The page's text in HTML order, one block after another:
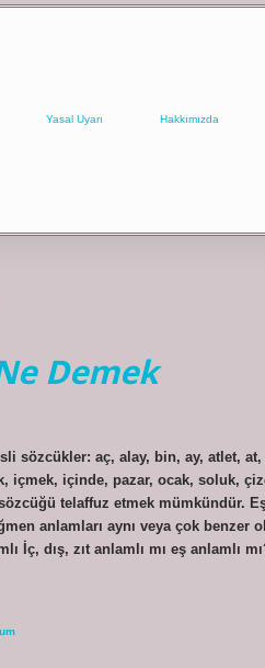
Yasal Uyarı Hakkımızda
Demek
sözcükler: aç, alay, bin, ay, atlet,
içmek, içinde, pazar, ocak, soluk,
telaffuz etmek mümkündür.
anlamları aynı veya çok
İç, dış, zıt anlamlı mı eş anlamlı